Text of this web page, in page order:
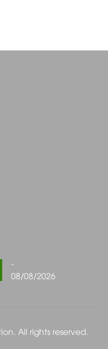
-
08/08/2026
All rights reserved.